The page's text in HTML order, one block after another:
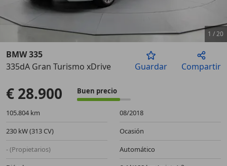
Anterior
1 /20
BMW 335
335dA Gran Turismo xDrive
Guardar Compartir
€ 28.900 Buen precio
105.804 km
08/2018
230 kW (313 CV)
Ocasión
- (Propietarios)
Automático